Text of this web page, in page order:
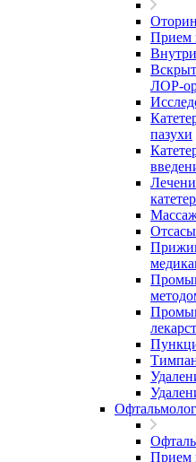
Прием
ЛОР-
пазухи
Прием